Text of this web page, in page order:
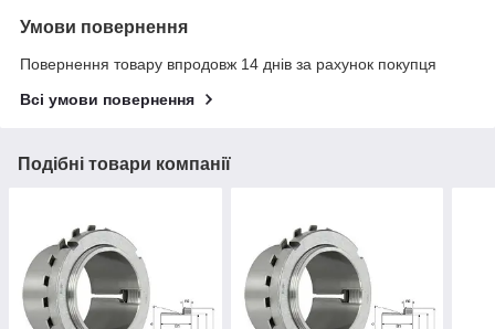
Умови повернення
Повернення товару впродовж 14 днів за рахунок покупця
Всі умови повернення
Подібні товари компанії